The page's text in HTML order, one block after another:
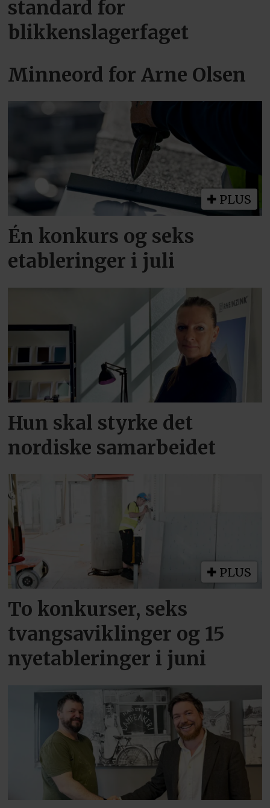
standard for
blikkenslagerfaget
Minneord for Arne Olsen
PLUS
Én konkurs og seks
etableringer i juli
Hun skal styrke det
nordiske samarbeidet
PLUS
To konkurser, seks
tvangsaviklinger og 15
nyetableringer i juni